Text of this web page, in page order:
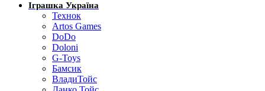
Іграшка Україна
Технок
Artos Games
DoDo
Doloni
G-Toys
Бамсик
ВладиТойс